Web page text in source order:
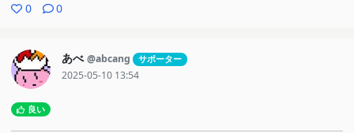
0 0
あべ @abcang サポーター
2025-05-10 13:54
良い